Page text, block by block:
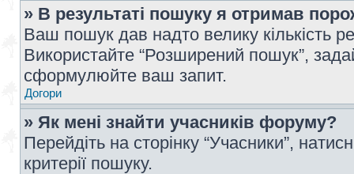
» В результаті пошуку я отримав
Ваш пошук дав надто велику кількість
Використайте “Розширений пошук”,
сформулюйте ваш запит.
Догори
» Як мені знайти учасників форуму?
Перейдіть на сторінку “Учасники”,
критерії пошуку.